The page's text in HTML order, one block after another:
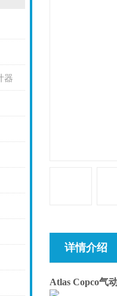
器
详情介绍
Atlas Copco气